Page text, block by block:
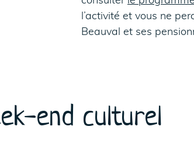
l’activité et vous ne
Beauval et ses
end culturel